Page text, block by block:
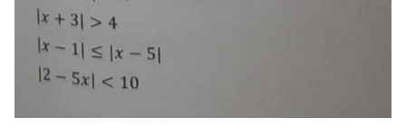
högskolan
ämnen
diskussioner